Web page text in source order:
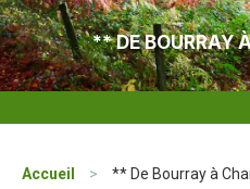
** DE BOURRAY
Accueil > ** De Bourray à